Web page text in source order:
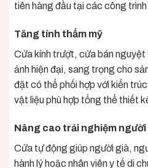
tiên hàng đầu tại các công trình
Tăng tính thẩm mỹ
Cửa kính trượt, cửa bán nguyệt
ảnh hiện đại, sang trọng cho
đặt có thể phối hợp với kiến
vật liệu phù hợp tổng thể thiết
Nâng cao trải nghiệm người
Cửa tự động giúp người già,
hành lý hoặc nhân viên y tế di